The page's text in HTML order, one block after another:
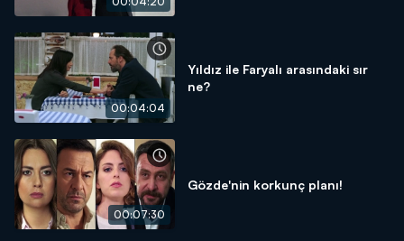
00:04:04
Yıldız ile Faryalı arasındaki sır
ne?
00:07:30
Gözde'nin korkunç planı!